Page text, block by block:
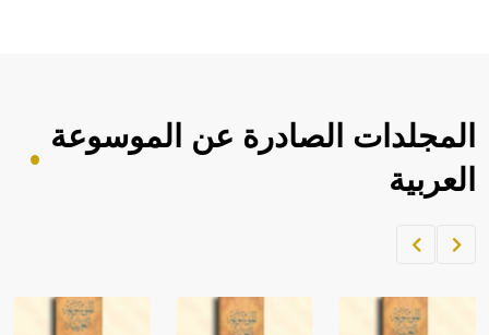
المجلدات الصادرة عن الموسوعة
العربية